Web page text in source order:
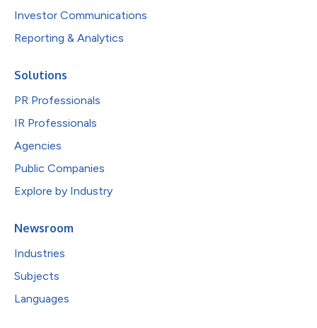
Investor Communications
Reporting & Analytics
Solutions
PR Professionals
IR Professionals
Agencies
Public Companies
Explore by Industry
Newsroom
Industries
Subjects
Languages